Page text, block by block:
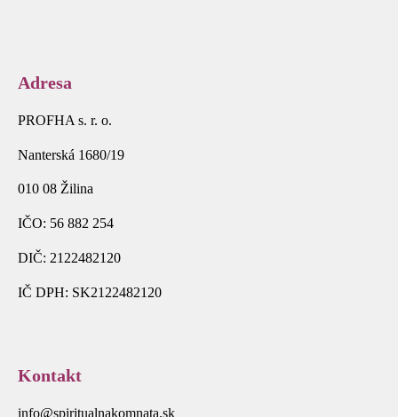
Adresa
PROFHA s. r. o.
Nanterská 1680/19
010 08 Žilina
IČO: 56 882 254
DIČ: 2122482120
IČ DPH: SK2122482120
Kontakt
info@spiritualnakomnata.sk